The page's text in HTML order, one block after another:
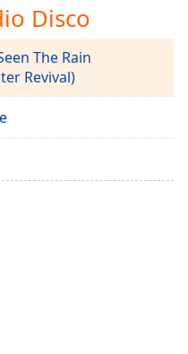
Disco
The Rain
Revival)